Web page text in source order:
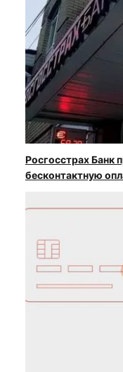
Росгосстрах Банк
бесконтактную